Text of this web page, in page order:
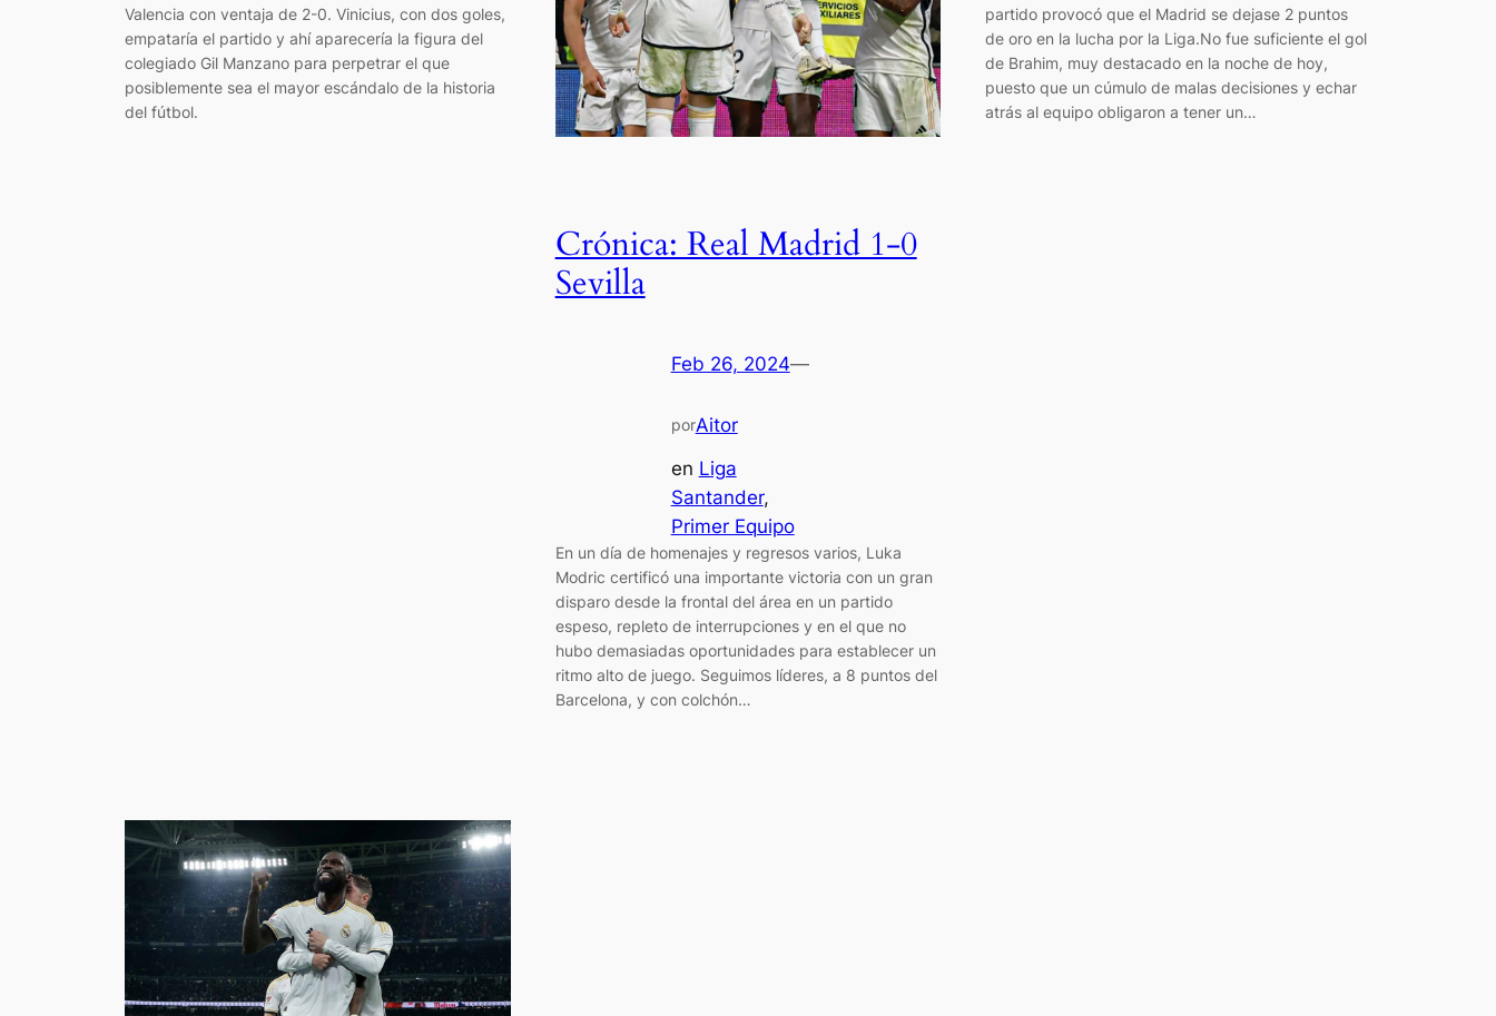
Valencia con ventaja de 2-0. Vinicius, con dos goles,
empataría el partido y ahí aparecería la figura del
colegiado Gil Manzano para perpetrar el que
posiblemente sea el mayor escándalo de la historia
del fútbol.
Crónica: Real Madrid 1-0
Sevilla
Feb 26, 2024—
porAitor
en Liga
Santander
Primer Equipo
En un día de homenajes y regresos varios, Luka
Modric certificó una importante victoria con un gran
disparo desde la frontal del área en un partido
espeso, repleto de interrupciones y en el que no
hubo demasiadas oportunidades para establecer un
ritmo alto de juego. Seguimos líderes, a 8 puntos del
Barcelona, y con colchón…
partido provocó que el Madrid se dejase 2 puntos
de oro en la lucha por la Liga.No fue suficiente el gol
de Brahim, muy destacado en la noche de hoy,
puesto que un cúmulo de malas decisiones y echar
atrás al equipo obligaron a tener un…